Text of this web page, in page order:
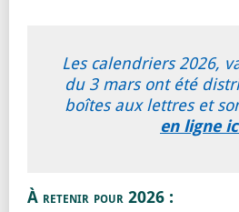
Les calendriers 2026,
du 3 mars ont été
boîtes aux lettres et
en ligne
À retenir pour 2026 :